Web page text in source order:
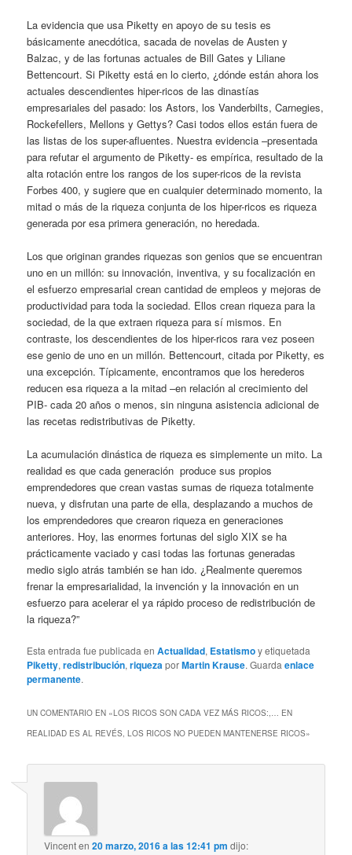
La evidencia que usa Piketty en apoyo de su tesis es
básicamente anecdótica, sacada de novelas de Austen y
Balzac, y de las fortunas actuales de Bill Gates y Liliane
Bettencourt. Si Piketty está en lo cierto, ¿dónde están ahora los
actuales descendientes hiper-ricos de las dinastías
empresariales del pasado: los Astors, los Vanderbilts, Carnegies,
Rockefellers, Mellons y Gettys? Casi todos ellos están fuera de
las listas de los super-afluentes. Nuestra evidencia –presentada
para refutar el argumento de Piketty- es empírica, resultado de la
alta rotación entre los rangos de los super-ricos de la revista
Forbes 400, y sugiere que en cualquier determinado momento, la
mitad o más de la riqueza conjunta de los hiper-ricos es riqueza
generada por esa primera generación, no heredada.
Los que originan grandes riquezas son genios que se encuentran
uno en un millón: su innovación, inventiva, y su focalización en
el esfuerzo empresarial crean cantidad de empleos y mejoras de
productividad para toda la sociedad. Ellos crean riqueza para la
sociedad, de la que extraen riqueza para sí mismos. En
contraste, los descendientes de los hiper-ricos rara vez poseen
ese genio de uno en un millón. Bettencourt, citada por Piketty, es
una excepción. Típicamente, encontramos que los herederos
reducen esa riqueza a la mitad –en relación al crecimiento del
PIB- cada 20 años o menos, sin ninguna asistencia adicional de
las recetas redistributivas de Piketty.
La acumulación dinástica de riqueza es simplemente un mito. La
realidad es que cada generación produce sus propios
emprendedores que crean vastas sumas de riqueza totalmente
nueva, y disfrutan una parte de ella, desplazando a muchos de
los emprendedores que crearon riqueza en generaciones
anteriores. Hoy, las enormes fortunas del siglo XIX se ha
prácticamente vaciado y casi todas las fortunas generadas
medio siglo atrás también se han ido. ¿Realmente queremos
frenar la empresarialidad, la invención y la innovación en un
esfuerzo para acelerar el ya rápido proceso de redistribución de
la riqueza?”
Esta entrada fue publicada enActualidad, Estatismoy etiquetada
Piketty,redistribución,riquezaporMartin Krause. Guardaenlace
permanente.
UN COMENTARIO EN «LOS RICOS SON CADA VEZ MÁS RICOS:,… EN
REALIDAD ES AL REVÉS, LOS RICOS NO PUEDEN MANTENERSE RICOS»
Vincenten20 marzo, 2016 a las 12:41 pm dijo: